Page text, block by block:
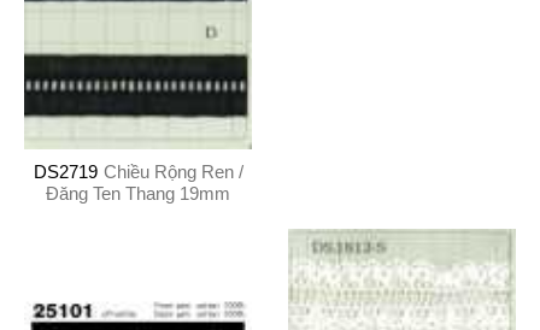
DS2719 Chiều Rộng Ren /
Đăng Ten Thang 19mm